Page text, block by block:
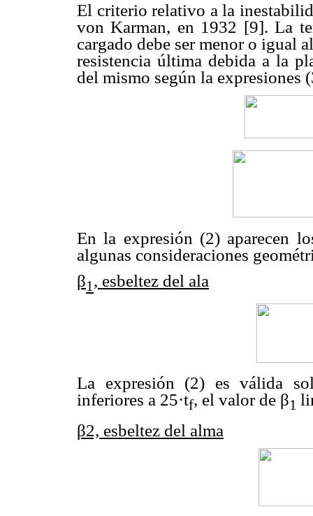
El criterio relativo a la
von Karman, en 1932 [9]. La
cargado debe ser menor o igual
resistencia última debida a la
del mismo según la expresiones
En la expresión (2) aparecen
algunas consideraciones
β1 , esbeltez del ala
La expresión (2) es válida
inferiores a 25·tf, el valor de β1
β2, esbeltez del alma